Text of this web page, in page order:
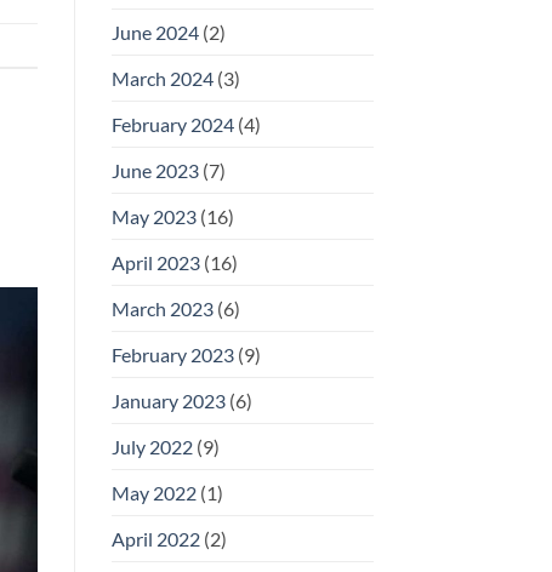
June 2024(2)
March 2024(3)
February 2024(4)
June 2023(7)
May 2023(16)
April 2023(16)
March 2023(6)
February 2023(9)
January 2023(6)
July 2022(9)
May 2022(1)
April 2022(2)